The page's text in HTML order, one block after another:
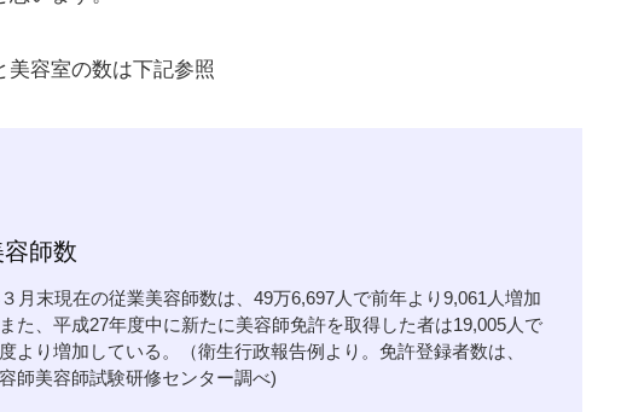
美容室の数は下記参照
師数
月末現在の従業美容師数は、49万6,697人で前年より9,061人増加
た、平成27年度中に新たに美容師免許を取得した者は19,005人で
より増加している。（衛生行政報告例より。免許登録者数は、
容師美容師試験研修センター調べ)